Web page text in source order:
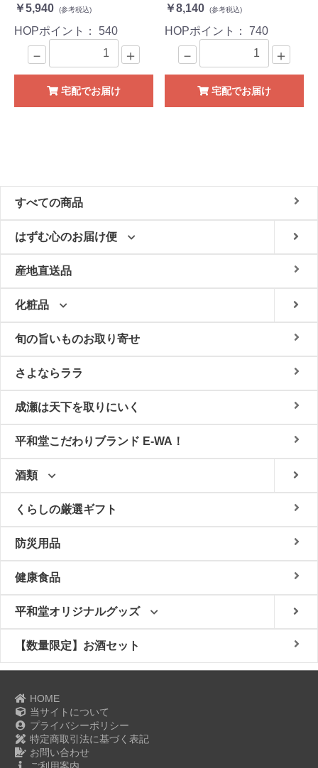
￥5,940
(参考税込)
HOPポイント： 540
－ ＋
宅配でお届け
￥8,140
(参考税込)
HOPポイント： 740
－ ＋
宅配でお届け
すべての商品
はずむ心のお届け便
産地直送品
化粧品
旬の旨いものお取り寄せ
さよならララ
成瀬は天下を取りにいく
平和堂こだわりブランド E-WA！
酒類
くらしの厳選ギフト
防災用品
健康食品
平和堂オリジナルグッズ
【数量限定】お酒セット
HOME
当サイトについて
プライバシーポリシー
特定商取引法に基づく表記
お問い合わせ